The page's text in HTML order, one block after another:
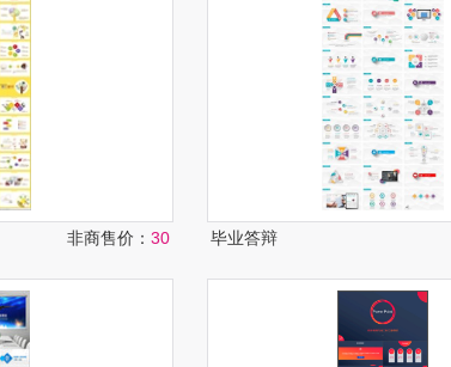
非商售价： 30 毕业答辩